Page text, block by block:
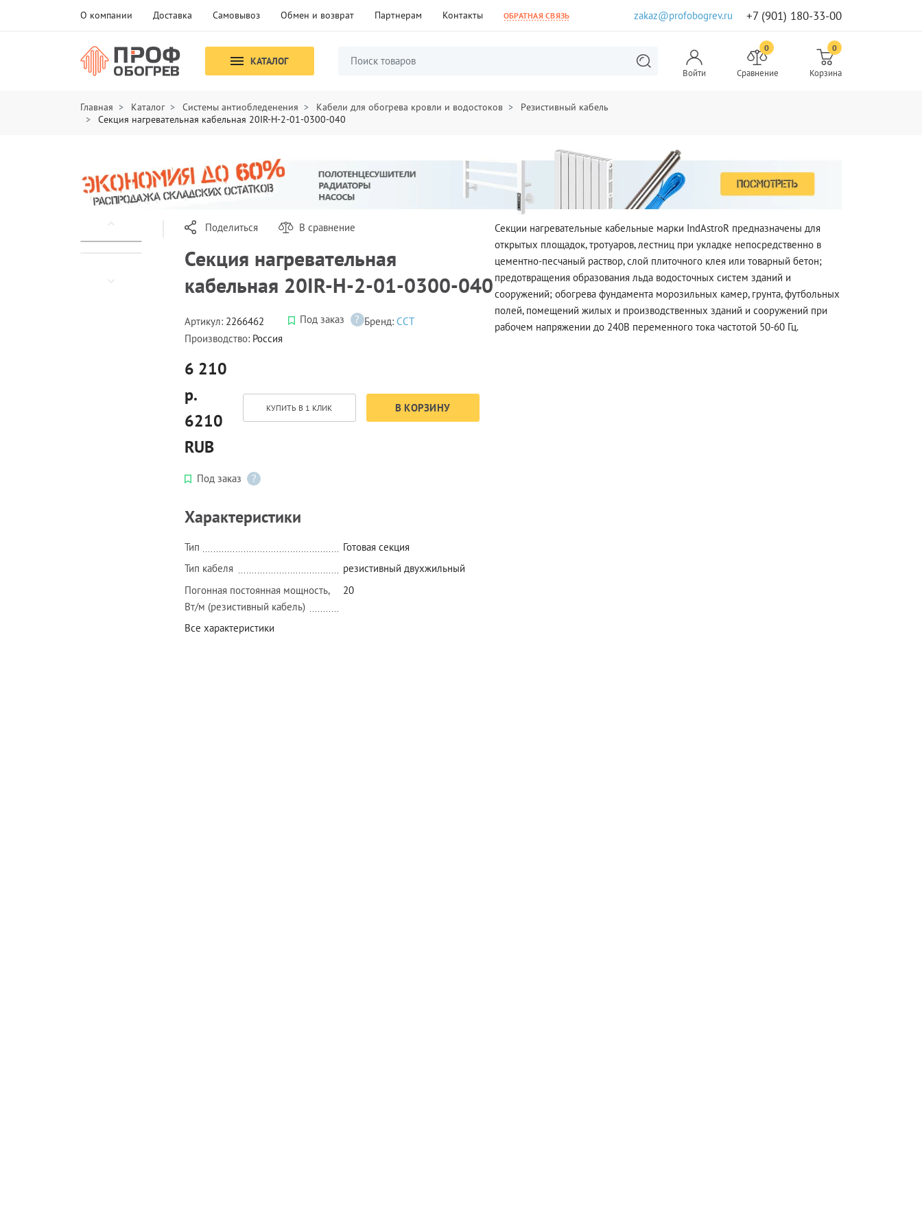
О компании Доставка Самовывоз Обмен и возврат Партнерам Контакты ОБРАТНАЯ СВЯЗЬ zakaz@profobogrev.ru +7 (901) 180-33-00
КАТАЛОГ
Войти
0
Сравнение
0
Корзина
Главная Каталог Системы антиобледенения Кабели для обогрева кровли и водостоков
Резистивный кабель
Секция нагревательная кабельная 20IR-H-2-01-0300-040
Поделиться В сравнение
Секция нагревательная
кабельная 20IR-H-2-01-0300-040
Артикул: 2266462 Под заказ ? Бренд: ССТ
Производство: Россия
6 210
р.
6210
RUB
КУПИТЬ В 1 КЛИК В КОРЗИНУ
Под заказ ?
Характеристики
Тип
Готовая секция
Тип кабеля
резистивный двухжильный
Погонная постоянная мощность,
Вт/м (резистивный кабель)
20
Все характеристики
Секции нагревательные кабельные марки IndAstroR предназначены для
открытых площадок, тротуаров, лестниц при укладке непосредственно в
цементно-песчаный раствор, слой плиточного клея или товарный бетон;
предотвращения образования льда водосточных систем зданий и
сооружений; обогрева фундамента морозильных камер, грунта, футбольных
полей, помещений жилых и производственных зданий и сооружений при
рабочем напряжении до 240В переменного тока частотой 50-60 Гц.